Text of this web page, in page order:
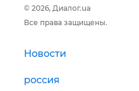
© 2026, Диалог.ua
Все права защищены.
Новости
россия